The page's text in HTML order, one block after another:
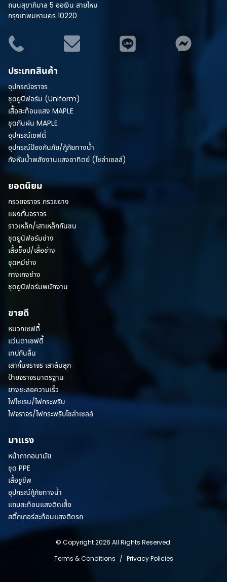
ถนนสุขาภิบาล 5 ออเงิน สายไหม
กรุงเทพมหานคร 10220
ประเภทสินค้า
อุปกรณ์จราจร
ชุดยูนิฟอร์ม (Uniform)
เสื้อสะท้อนแสง MAPLE
ชุดกันฝน MAPLE
อุปกรณ์เซฟตี้
อุปกรณ์ป้องกันภัย/กู้ภัยทางน้ำ
กังหันน้ำพลังงานแสงอาทิตย์ (โซล่าเซลล์)
ยอดนิยม
กรวยจราจร กรวยยาง
แผงกั้นจราจร
ราวเหล็ก/เสาเหล็กกันชน
ชุดยูนิฟอร์มช่าง
เสื้อช็อป/เสื้อช่าง
ชุดหมีช่าง
กางเกงช่าง
ชุดยูนิฟอร์มพนักงาน
ขายดี
หมวกเซฟตี้
แว่นตาเซฟตี้
เทปกันลื่น
เสากั้นจราจร เสาล้มลุก
ป้ายจราจรมาตรฐาน
ยางชะลอความเร็ว
ไฟไซเรน/ไฟกระพริบ
ไฟจราจร/ไฟกระพริบโซล่าเซลล์
มาแรง
หน้ากากอนามัย
ชุด PPE
เสื้อชูชีพ
อุปกรณ์กู้ภัยทางน้ำ
แถบสะท้อนแสงติดเสื้อ
สติ๊กเกอร์สะท้อนแสงติดรถ
© Copyright 2026 All Rights Reserved.
Terms & Conditions / Privacy Policies